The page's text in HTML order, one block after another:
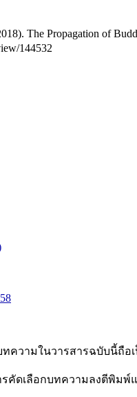
The Propagation of
144532
วามในวารสารฉบับนี้ถือ
คัดเลือกบทความลงตีพิมพ์